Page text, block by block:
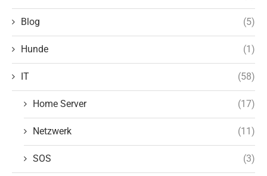
Blog (5)
Hunde (1)
IT (58)
Home Server (17)
Netzwerk (11)
SOS (3)